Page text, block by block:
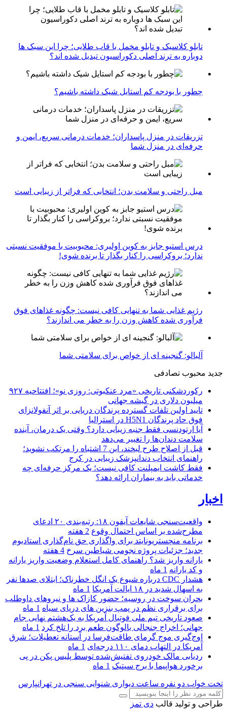
تابلو کلاسیک و تابلو مخمل با قاب طلایی؛ چرا این سبک ها
دوباره به ترند اصلی دکوراسیون تبدیل شده اند؟
چطور با بودجه کم استایل شیک داشته باشیم؟
تزریقات در منزل پاسداران؛ خدمات درمانی سریع، ایمن و
حرفه‌ای در منزل شما
مبل راحتی و سلامت بدن؛ انتخابی که فراتر از زیبایی است
درس استیو جابز به کوین اولیری: محبوبیت با موفقیت نسبتی
ندارد؛ بروکراسی را کنار بگذار تا برنده شوی!
رژیم غذایی شما به تنهایی کافی نیست: چگونه غذاهای فوق
فرآوری شده کاهش وزن را به خطر می اندازند؟
آلبالو: گنجینه ای از خواص برای سلامتی شما
جدید محبوب تصادفی
رکوردشکنی تاریخی «مرد عنکبوتی: روزی نو»؛ افتتاحیه ۹۲۷
میلیون دلاری در گیشه جهانی
تایید اولین تلفات گسترده پرندگان دریایی بر اثر آنفولانزای
فوق حاد پرندگان H5N1 در استرالیا
آیا ارتودنسی فقط جنبه زیبایی دارد؟ وقتی یک درمان، آینده
سلامت دندان‌ها را تغییر می‌دهد
قبل از اصلاح طرح لبخند، این 7 اشتباه را مرتکب نشوید؛
راهنمای انتخاب دندانپزشک زیبایی در کرج
فقط کاشت ایمپلنت کافی نیست؛ یک مرکز حرفه‌ای چه
خدماتی باید به بیماران ارائه دهد؟
اخبار
واقعیت‌سنجی شایعات آیفون ۱۸: رتبه‌بندی ۲۰ ادعای
مطرح‌شده بر اساس احتمال وقوع 2 هفته
برنامه منچستریونایتد برای واگذاری حق نام‌گذاری استادیوم
جدید؛ جزئیات پروژه نجومی شیاطین سرخ 4 هفته
یارانه واریز شد؟ راهنمای کامل استعلام وضعیت واریز یارانه
و کد یارانه 1 ماه
هشدار CDC درباره شیوع یک انگل خطرناک؛ ابتلای صدها نفر
به اسهال شدید در ۱۸ ایالت آمریکا
1 ماه
بحران سوخت در روسیه؛ حضور کازاک‌ ها و نیروهای داوطلب
برای برقراری نظم در پمپ بنزین‌ های دریای سیاه 1 ماه
صعود تاریخی تیم ملی فوتبال آمریکا به یک‌هشتم نهایی جام
جهانی؛ اخراج جنجالی بالوگون طعم برد را تلخ کرد 1 ماه
اوج‌گیری موج گرمای طاقت‌فرسا در آستانه تعطیلات؛ شرق
آمریکا در التهاب دمای ۱۱۰ درجه‌ای
1 ماه
ردیابی مالک خودروی تفتیش‌شده توسط پلیس پکن در پی
برخورد هواپیما با برج سیتیک 1 ماه
تخت خواب دو نفره ساعت دیواری شنوایی سنجی در تهرانپارس
طراحی و تولید قالب دی تمز